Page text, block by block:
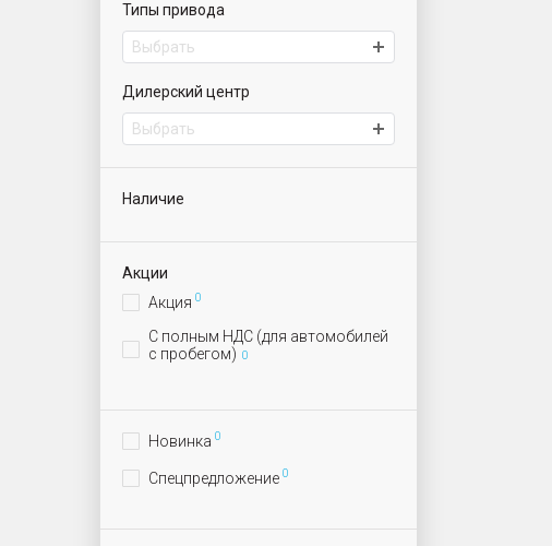
Типы привода
Выбрать
Дилерский центр
Выбрать
Наличие
Акции
Акция 0
С полным НДС (для автомобилей
с пробегом) 0
Новинка 0
Спецпредложение 0